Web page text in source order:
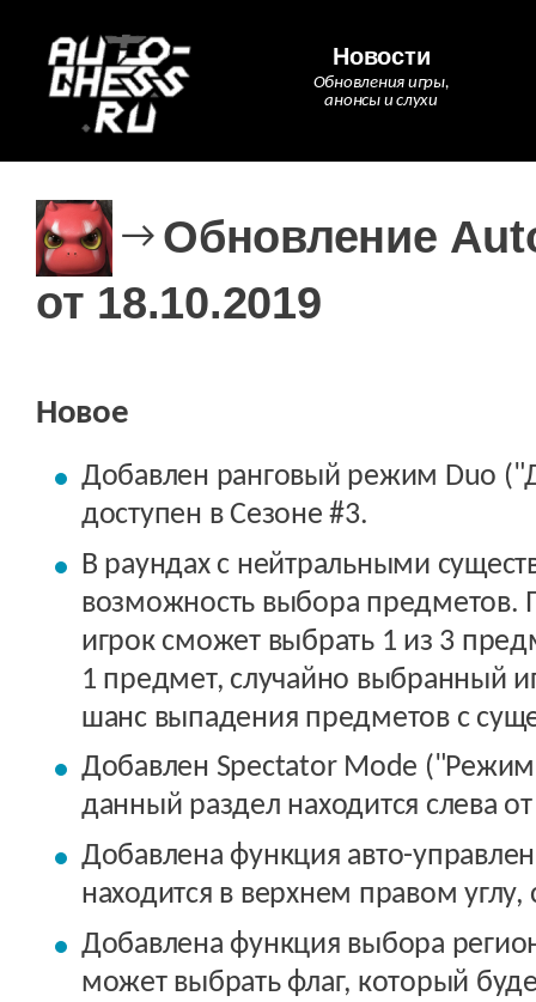
Новости
Обновления игры,
анонсы и слухи
→ Обновление
от 18.10.2019
Новое
Добавлен ранговый режим Duo
доступен в Сезоне #3.
В раундах с нейтральными
возможность выбора предметов.
игрок сможет выбрать 1 из 3
1 предмет, случайно выбранный
шанс выпадения предметов с
Добавлен Spectator Mode
данный раздел находится слева
Добавлена функция авто-
находится в верхнем правом углу,
Добавлена функция выбора
может выбрать флаг, который